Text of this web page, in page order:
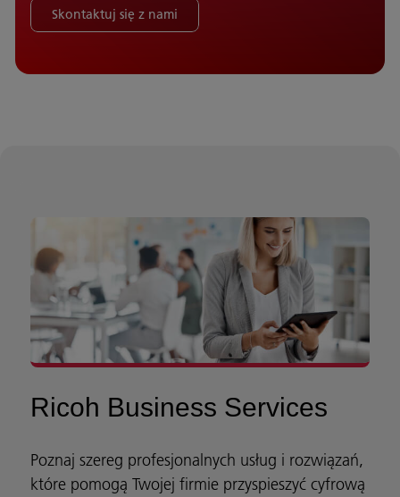
Skontaktuj się z nami
Ricoh Business Services
Poznaj szereg profesjonalnych usług i rozwiązań,
które pomogą Twojej firmie przyspieszyć cyfrową